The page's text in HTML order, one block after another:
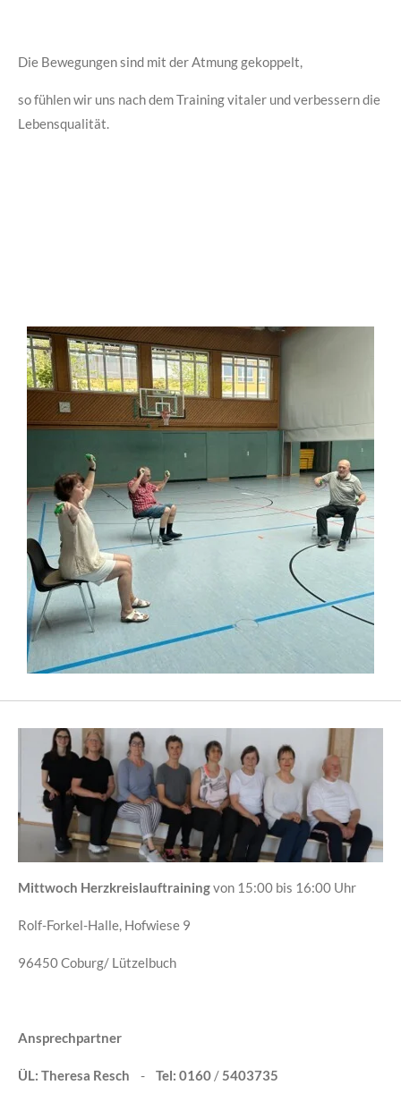
Die Bewegungen sind mit der Atmung gekoppelt,
so fühlen wir uns nach dem Training vitaler und verbessern die
Lebensqualität.
Mittwoch Herzkreislauftrainingvon 15:00 bis 16:00 Uhr
Rolf-Forkel-Halle, Hofwiese 9
96450 Coburg/ Lützelbuch
Ansprechpartner
ÜL: Theresa Resch - Tel: 0160 /5403735